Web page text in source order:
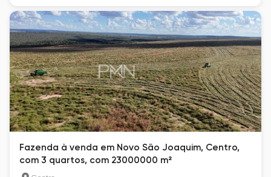
Fazenda à venda em Novo São Joaquim, Centro,
com 3 quartos, com 23000000 m²